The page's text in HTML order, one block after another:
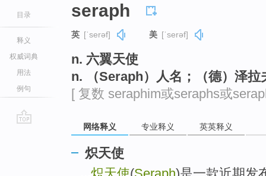
目录
释义
权威词典
用法
例句
seraph
英 [ˈserəf] 美 [ˈserəf]
n. 六翼天使
n. （Seraph）人名；（德）泽拉
[ 复数 seraphim或seraphs或
网络释义 专业释义 英英释义
炽天使